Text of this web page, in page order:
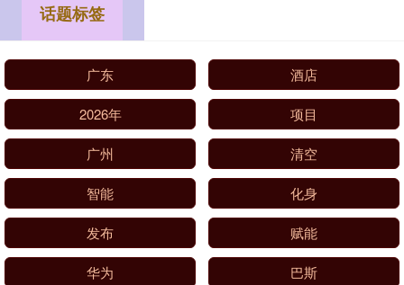
话题标签
广东 酒店
2026年 项目
广州 清空
智能 化身
发布 赋能
华为 巴斯